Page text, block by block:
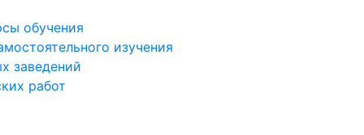
обучения
изучения
заведений
работ